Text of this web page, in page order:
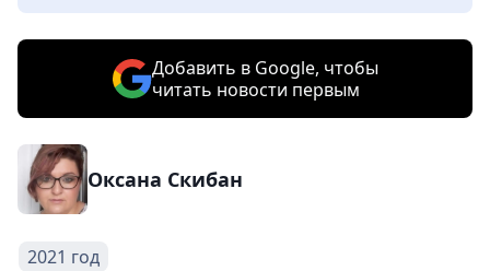
Добавить в Google, чтобы
читать новости первым
Оксана Скибан
2021 год